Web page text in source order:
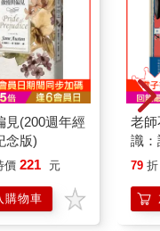
足，還是憂慮、難過、
對方看在眼裡、放在心
友做出適當的反應。當
悶不樂，而是說如果對
歷的有趣的事情。
中發生了什麼事，然後
種情緒產生的原因。如
就算你並非很快樂，也
見(200週年經
念版)
價 221 元
購物車
老
識
卦
光
真相
79 折